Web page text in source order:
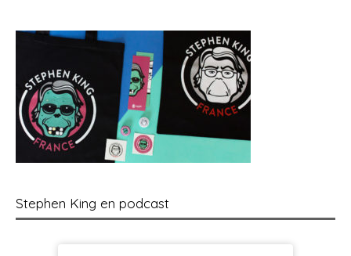
Stephen King en podcast